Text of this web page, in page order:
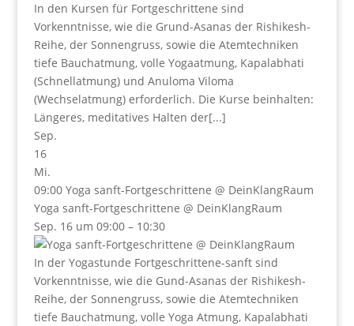
In den Kursen für Fortgeschrittene sind
Vorkenntnisse, wie die Grund-Asanas der Rishikesh-
Reihe, der Sonnengruss, sowie die Atemtechniken
tiefe Bauchatmung, volle Yogaatmung, Kapalabhati
(Schnellatmung) und Anuloma Viloma
(Wechselatmung) erforderlich. Die Kurse beinhalten:
Längeres, meditatives Halten der[...]
Sep.
16
Mi.
09:00 Yoga sanft-Fortgeschrittene @ DeinKlangRaum
Yoga sanft-Fortgeschrittene @ DeinKlangRaum
Sep. 16 um 09:00 – 10:30
In der Yogastunde Fortgeschrittene-sanft sind
Vorkenntnisse, wie die Gund-Asanas der Rishikesh-
Reihe, der Sonnengruss, sowie die Atemtechniken
tiefe Bauchatmung, volle Yoga Atmung, Kapalabhati